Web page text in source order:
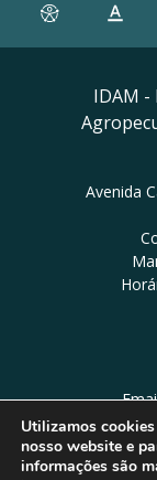
IDAM
Avenida
Utilizamos
nosso website e
informações são